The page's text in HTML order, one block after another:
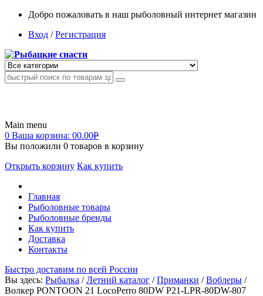
Добро пожаловать в наш рыболовный интернет магазин
Вход /Регистрация
Main menu
0 Ваша корзина: 00.00Р
Вы положили 0 товаров в корзину
Открыть корзину Как купить
Главная
Рыболовные товары
Рыболовные бренды
Как купить
Доставка
Контакты
Быстро доставим по всей России
Вы здесь: Рыбалка /Летний каталог /Приманки /Воблеры /
Волкер PONTOON 21 LocoPerro 80DW P21-LPR-80DW-807